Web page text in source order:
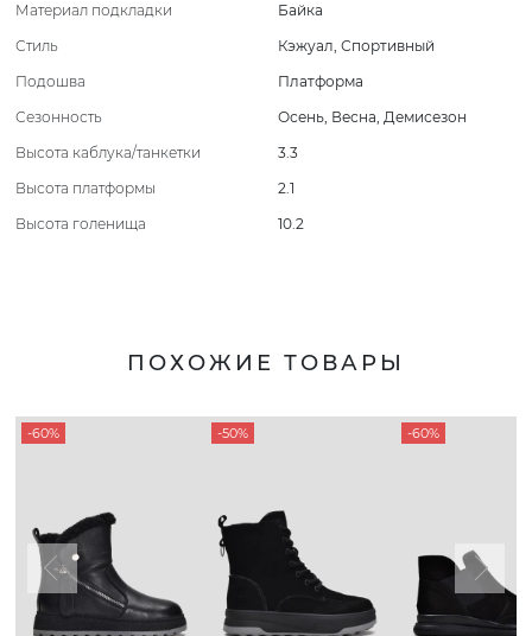
Материал подкладки
Байка
Стиль
Кэжуал, Спортивный
Подошва
Платформа
Сезонность
Осень, Весна, Демисезон
Высота каблука/танкетки
3.3
Высота платформы
2.1
Высота голенища
10.2
ПОХОЖИЕ ТОВАРЫ
-60% -50% -60%